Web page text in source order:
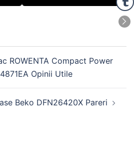
ROWENTA Compact Power
Opinii Utile
Beko DFN26420X Pareri